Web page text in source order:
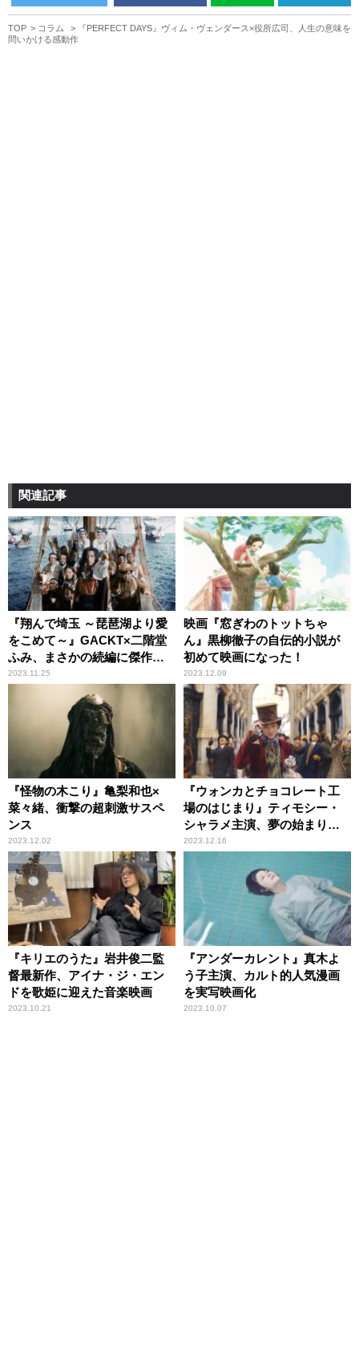
TOP コラム
『PERFECT DAYS』ヴィム・ヴェンダース×役所広司、人生の意味を
問いかける感動作
関連記事
『翔んで埼玉 ～琵琶湖より愛
をこめて～』GACKT×二階堂
ふみ、まさかの続編に傑作の
予感
2023.11.25
映画『窓ぎわのトットちゃ
ん』黒柳徹子の自伝的小説が
初めて映画になった！
2023.12.09
『怪物の木こり』亀梨和也×
菜々緒、衝撃の超刺激サスペ
ンス
2023.12.02
『ウォンカとチョコレート工
場のはじまり』ティモシー・
シャラメ主演、夢の始まりの
物語
2023.12.16
『キリエのうた』岩井俊二監
督最新作、アイナ・ジ・エン
ドを歌姫に迎えた音楽映画
2023.10.21
『アンダーカレント』真木よ
う子主演、カルト的人気漫画
を実写映画化
2023.10.07